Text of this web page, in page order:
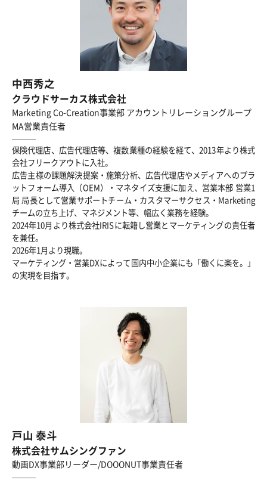
中西秀之
クラウドサーカス株式会社
Marketing Co-Creation事業部 アカウントリレーショングループ
MA営業責任者
保険代理店、広告代理店等、複数業種の経験を経て、2013年より株式
会社フリークアウトに入社。
広告主様の課題解決提案・施策分析、広告代理店やメディアへのプラ
ットフォーム導入（OEM）・マネタイズ支援に加え、営業本部 営業1
局 局長として営業サポートチーム・カスタマーサクセス・Marketing
チームの立ち上げ、マネジメント等、幅広く業務を経験。
2024年10月より株式会社IRISに転籍し営業とマーケティングの責任者
を兼任。
2026年1月より現職。
マーケティング・営業DXによって国内中小企業にも「働くに楽を。」
の実現を目指す。
戸山 泰斗
株式会社サムシングファン
動画DX事業部リーダー/DOOONUT事業責任者